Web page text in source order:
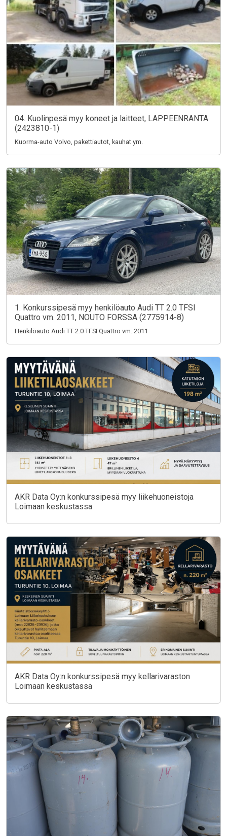
04. Kuolinpesä myy koneet ja laitteet, LAPPEENRANTA
(2423810-1)
Kuorma-auto Volvo, pakettiautot, kauhat ym.
1. Konkurssipesä myy henkilöauto Audi TT 2.0 TFSI
Quattro vm. 2011, NOUTO FORSSA (2775914-8)
Henkilöauto Audi TT 2.0 TFSI Quattro vm. 2011
AKR Data Oy:n konkurssipesä myy liikehuoneistoja
Loimaan keskustassa
AKR Data Oy:n konkurssipesä myy kellarivaraston
Loimaan keskustassa